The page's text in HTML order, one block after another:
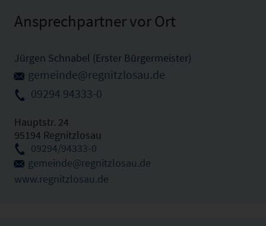
Ansprechpartner vor Ort
Jürgen Schnabel (Erster Bürgermeister)
gemeinde@regnitzlosau.de
09294 94333-0
Hauptstr. 24
95194 Regnitzlosau
09294/94333-0
gemeinde@regnitzlosau.de
www.regnitzlosau.de